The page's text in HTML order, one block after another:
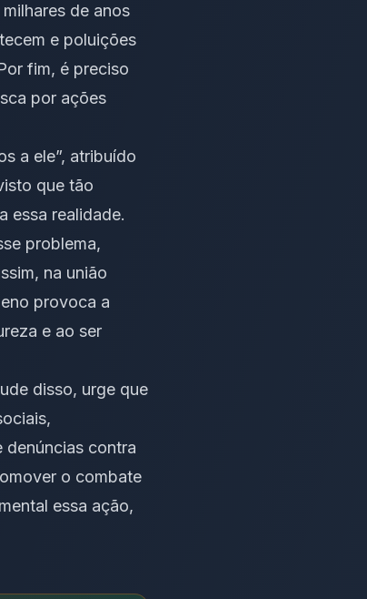
de anos
e poluições
fim, é preciso
por ações
a ele”, atribuído
que tão
essa realidade.
problema,
na união
provoca a
e ao ser
disso, urge que
denúncias contra
o combate
essa ação,